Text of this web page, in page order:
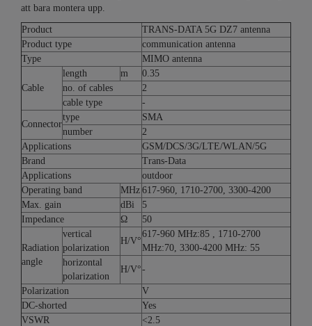
att bara montera upp.
Product
TRANS-DATA 5G DZ7 antenna
Product type
communication antenna
Type
MIMO antenna
Cable
length m
0.35
no. of cables
2
cable type
-
Connector
type
SMA
number
2
Applications
GSM/DCS/3G/LTE/WLAN/5G
Brand
Trans-Data
Applications
outdoor
Operating band
MHz 617-960, 1710-2700, 3300-4200
Max. gain
dBi
5
Impedance
Ω 50
Radiation
angle
vertical
polarization
H/V°
617-960 MHz:85 , 1710-2700
MHz:70, 3300-4200 MHz: 55
horizontal
polarization
H/V°-
Polarization
V
DC-shorted
Yes
VSWR
<2.5